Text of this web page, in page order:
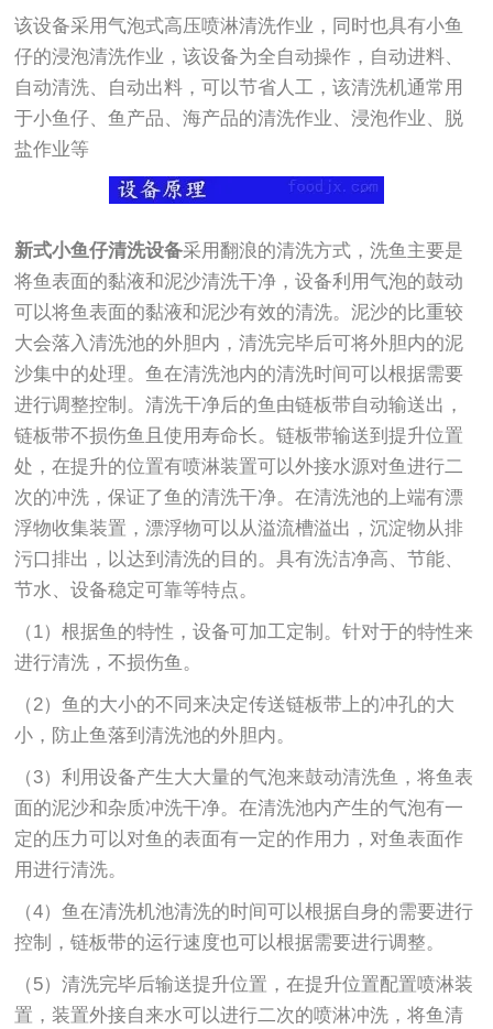
该设备采用气泡式高压喷淋清洗作业，同时也具有小鱼
仔的浸泡清洗作业，该设备为全自动操作，自动进料、
自动清洗、自动出料，可以节省人工，该清洗机通常用
于小鱼仔、鱼产品、海产品的清洗作业、浸泡作业、脱
盐作业等
新式小鱼仔清洗设备采用翻浪的清洗方式，洗鱼主要是
将鱼表面的黏液和泥沙清洗干净，设备利用气泡的鼓动
可以将鱼表面的黏液和泥沙有效的清洗。泥沙的比重较
大会落入清洗池的外胆内，清洗完毕后可将外胆内的泥
沙集中的处理。鱼在清洗池内的清洗时间可以根据需要
进行调整控制。清洗干净后的鱼由链板带自动输送出，
链板带不损伤鱼且使用寿命长。链板带输送到提升位置
处，在提升的位置有喷淋装置可以外接水源对鱼进行二
次的冲洗，保证了鱼的清洗干净。在清洗池的上端有漂
浮物收集装置，漂浮物可以从溢流槽溢出，沉淀物从排
污口排出，以达到清洗的目的。具有洗洁净高、节能、
节水、设备稳定可靠等特点。
（1）根据鱼的特性，设备可加工定制。针对于的特性来
进行清洗，不损伤鱼。
（2）鱼的大小的不同来决定传送链板带上的冲孔的大
小，防止鱼落到清洗池的外胆内。
（3）利用设备产生大大量的气泡来鼓动清洗鱼，将鱼表
面的泥沙和杂质冲洗干净。在清洗池内产生的气泡有一
定的压力可以对鱼的表面有一定的作用力，对鱼表面作
用进行清洗。
（4）鱼在清洗机池清洗的时间可以根据自身的需要进行
控制，链板带的运行速度也可以根据需要进行调整。
（5）清洗完毕后输送提升位置，在提升位置配置喷淋装
置，装置外接自来水可以进行二次的喷淋冲洗，将鱼清